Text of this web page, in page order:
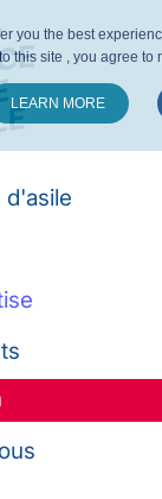
d'asile
you the best
this site , you agree to
LEARN MORE